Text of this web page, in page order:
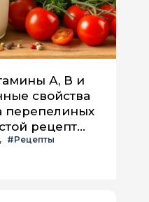
А, В и
свойства
перепелиных
рецепт
с ним
#Рецепты